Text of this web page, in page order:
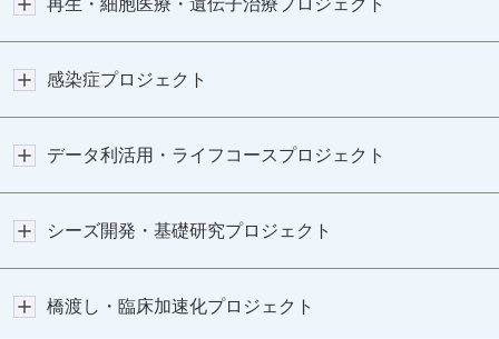
再生・細胞医療・遺伝子治療プロジェクト
感染症プロジェクト
データ利活用・ライフコースプロジェクト
シーズ開発・基礎研究プロジェクト
橋渡し・臨床加速化プロジェクト